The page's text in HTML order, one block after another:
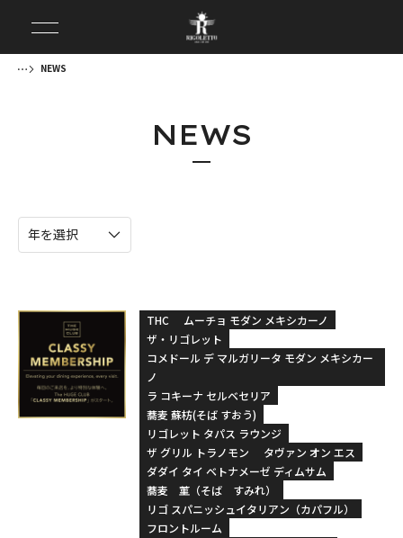
NEWS
NEWS
THC
ムーチョ モダン メキシカーノ
ザ・リゴレット
コメドール デ マルガリータ モダン メキシカー
ノ
ラ コキーナ セルベセリア
蕎麦 蘇枋(そば すおう)
リゴレット タパス ラウンジ
ザ グリル トラノモン
タヴァン オン エス
ダダイ タイ ベトナメーゼ ディムサム
蕎麦 菫（そば すみれ）
リゴ スパニッシュイタリアン（カパフル）
フロントルーム